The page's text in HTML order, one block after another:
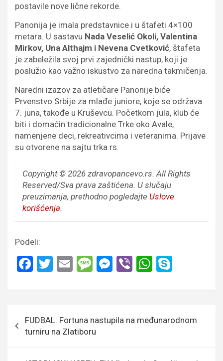
postavile nove lične rekorde.
Panonija je imala predstavnice i u štafeti 4×100
metara. U sastavu Nada Veselić Okoli, Valentina
Mirkov, Una Althajm i Nevena Cvetković, štafeta
je zabeležila svoj prvi zajednički nastup, koji je
poslužio kao važno iskustvo za naredna takmičenja.
Naredni izazov za atletičare Panonije biće
Prvenstvo Srbije za mlađe juniore, koje se održava
7. juna, takođe u Kruševcu. Početkom jula, klub će
biti i domaćin tradicionalne Trke oko Avale,
namenjene deci, rekreativcima i veteranima. Prijave
su otvorene na sajtu trka.rs.
Copyright © 2026 zdravopancevo.rs. All Rights
Reserved/Sva prava zaštićena. U slučaju
preuzimanja, prethodno pogledajte Uslove
korišćenja.
Podeli:
F
ce
o
o
T
tt
E
ail
M
s
g
e
M
se
g
er
Vi
er
W
at
s
A
p
p
чланка
FUDBAL: Fortuna nastupila na međunarodnom
turniru na Zlatiboru